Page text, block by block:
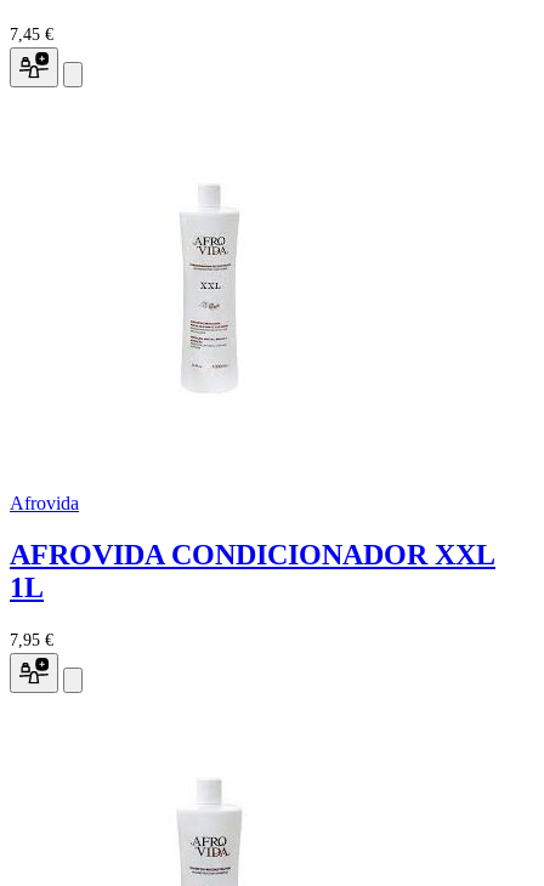
7,45 €
Afrovida
AFROVIDA CONDICIONADOR XXL
1L
7,95 €